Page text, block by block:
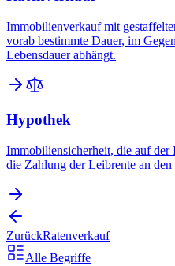
Immobilienverkauf mit
vorab bestimmte Dauer, im
Lebensdauer abhängt.
Hypothek
Immobiliensicherheit, die auf
die Zahlung der Leibrente an
ZurückRatenverkauf
Alle Begriffe